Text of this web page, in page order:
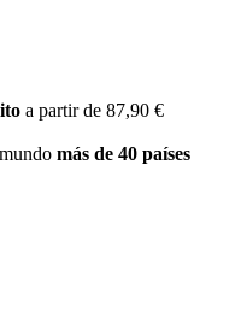
a partir de 87,90 €
más de 40 países